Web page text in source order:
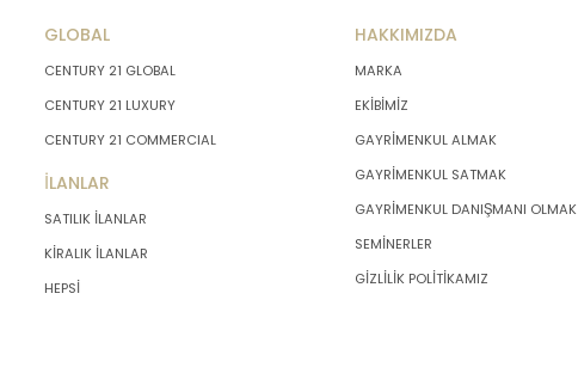
GLOBAL
CENTURY 21 GLOBAL
CENTURY 21 LUXURY
CENTURY 21 COMMERCIAL
İLANLAR
SATILIK İLANLAR
KİRALIK İLANLAR
HEPSİ
HAKKIMIZDA
MARKA
EKİBİMİZ
GAYRİMENKUL ALMAK
GAYRİMENKUL SATMAK
GAYRİMENKUL DANIŞMANI OLMAK
SEMİNERLER
GİZLİLİK POLİTİKAMIZ